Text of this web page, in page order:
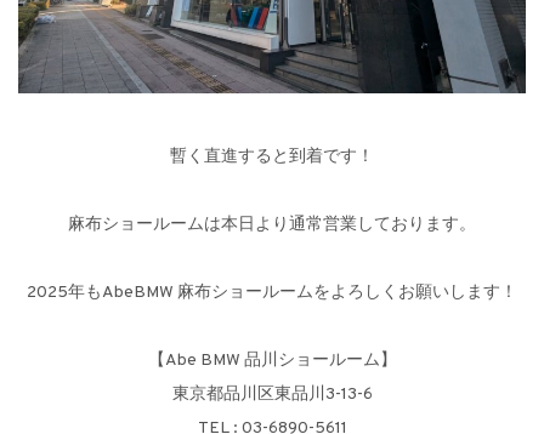
暫く直進すると到着です！
麻布ショールームは本日より通常営業しております。
2025年もAbeBMW 麻布ショールームをよろしくお願いします！
【Abe BMW 品川ショールーム】
東京都品川区東品川3-13-6
TEL : 03-6890-5611